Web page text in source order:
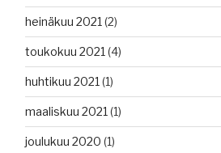
heinäkuu 2021 (2)
toukokuu 2021 (4)
huhtikuu 2021 (1)
maaliskuu 2021 (1)
joulukuu 2020 (1)